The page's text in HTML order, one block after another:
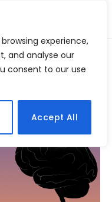
experience,
and analyse our
consent to our use
Accept All